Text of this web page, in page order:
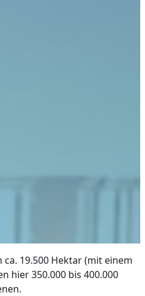
19.500 Hektar (mit einem
hier 350.000 bis 400.000